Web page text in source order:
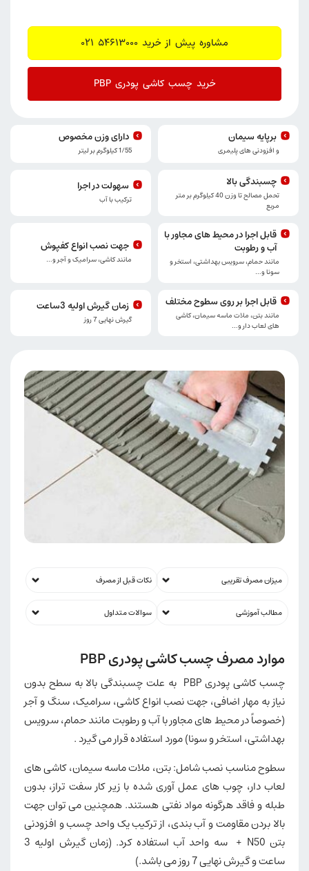
مشاوره پیش از خرید 54613000 021
خرید چسب کاشی پودری PBP
برپایه سیمان
و افزودنی های پلیمری
دارای وزن مخصوص
1/55 کیلوگرم بر لیتر
چسبندگی بالا
تحمل مصالح تا وزن 40 کیلوگرم بر متر
مربع
سهولت در اجرا
ترکیب با آب
قابل اجرا در محیط های مجاور با
آب و رطوبت
مانند حمام، سرویس بهداشتی، استخر و
سونا و…
جهت نصب انواع کفپوش
مانند کاشی، سرامیک و آجر و…
قابل اجرا بر روی سطوح مختلف
مانند بتن، ملات ماسه سیمان، کاشی
های لعاب دار و…
زمان گیرش اولیه 3ساعت
گیرش نهایی 7 روز
میزان مصرف تقریبی نکات قبل از مصرف
مطالب آموزشی سوالات متداول
موارد مصرف چسب کاشی پودری PBP
چسب کاشی پودری PBP به علت چسبندگی بالا به سطح بدون
نیاز به مهار اضافی، جهت نصب انواع کاشی، سرامیک، سنگ و آجر
(خصوصاً در محیط های مجاور با آب و رطوبت مانند حمام، سرویس
بهداشتی، استخر و سونا) مورد استفاده قرار می گیرد .
سطوح مناسب نصب شامل: بتن، ملات ماسه سیمان، کاشی های
لعاب دار، چوب های عمل آوری شده با زیر کار سفت تراز، بدون
طبله و فاقد هرگونه مواد نفتی هستند. همچنین می توان جهت
بالا بردن مقاومت و آب بندی، از ترکیب یک واحد چسب و افزودنی
بتن N50 + سه واحد آب استفاده کرد. (زمان گیرش اولیه 3
ساعت و گیرش نهایی 7 روز می باشد.)